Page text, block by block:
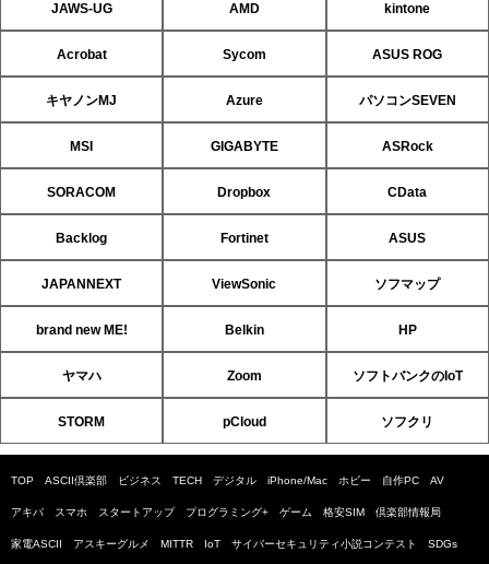
JAWS-UG AMD kintone
Acrobat Sycom ASUS ROG
キヤノンMJ Azure パソコンSEVEN
MSI GIGABYTE ASRock
SORACOM Dropbox CData
Backlog Fortinet ASUS
JAPANNEXT ViewSonic ソフマップ
brand new ME! Belkin HP
ヤマハ Zoom ソフトバンクのIoT
STORM pCloud ソフクリ
TOP ASCII倶楽部 ビジネス TECH デジタル iPhone/Mac ホビー 自作PC AV
アキバ スマホ スタートアップ プログラミング+ ゲーム 格安SIM 倶楽部情報局
家電ASCII アスキーグルメ MITTR IoT サイバーセキュリティ小説コンテスト SDGs